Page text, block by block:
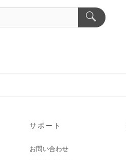
サポート
お問い合わせ